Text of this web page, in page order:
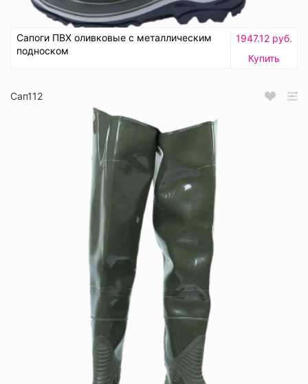
Сапоги ПВХ оливковые с металлическим
подноском
1947.12 руб.
Купить
Сап112